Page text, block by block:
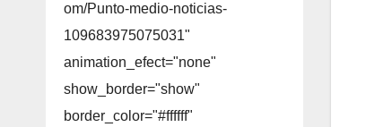
om/Punto-medio-noticias-
109683975075031"
animation_efect="none"
show_border="show"
border_color="#ffffff"